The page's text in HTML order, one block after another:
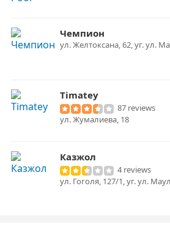
Чемпион
ул. Желтоксана, 62, уг. ул.
Timatey
87 reviews
ул. Жумалиева, 18
Казжол
4 reviews
ул. Гоголя, 127/1, уг. ул.